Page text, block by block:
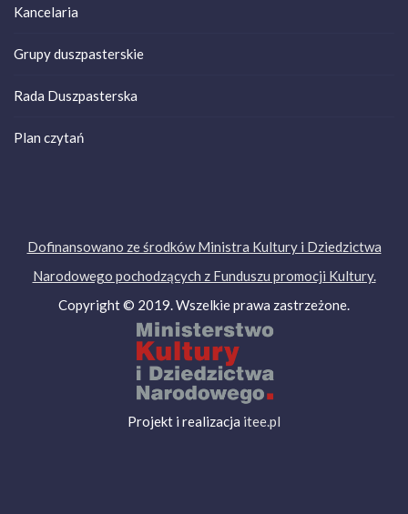
Kancelaria
Grupy duszpasterskie
Rada Duszpasterska
Plan czytań
Dofinansowano ze środków Ministra Kultury i Dziedzictwa
Narodowego pochodzących z Funduszu promocji Kultury.
Copyright © 2019. Wszelkie prawa zastrzeżone.
Projekt i realizacja itee.pl